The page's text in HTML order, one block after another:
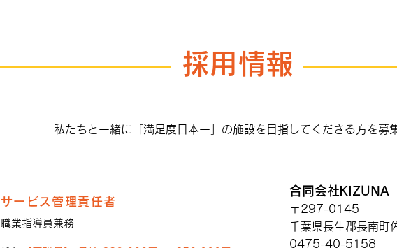
って来る
採用情報
私たちと一緒に「満足度日本一」の施設を目指してくださる方を募
サービス管理責任者
職業指導員兼務
合同会社KIZUNA
〒297-0145
千葉県長生郡長南町
0475-40-5158